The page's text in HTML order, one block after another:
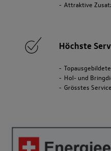
Attraktive
Höchste
Hol- und
Grösstes